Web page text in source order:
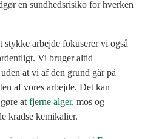
en sundhedsrisiko for hverken
stykke arbejde fokuserer vi også
Vi bruger altid
at vi af den grund går på
af vores arbejde. Det kan
at fjerne alger, mos og
kradse kemikalier.